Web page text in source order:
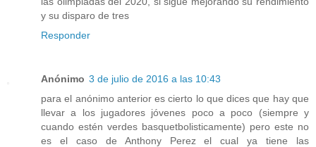
y su disparo de tres
Responder
Anónimo 3 de julio de 2016 a las 10:43
para el anónimo anterior es cierto lo que dices que hay que
llevar a los jugadores jóvenes poco a poco (siempre y
cuando estén verdes basquetbolisticamente) pero este no
es el caso de Anthony Perez el cual ya tiene las